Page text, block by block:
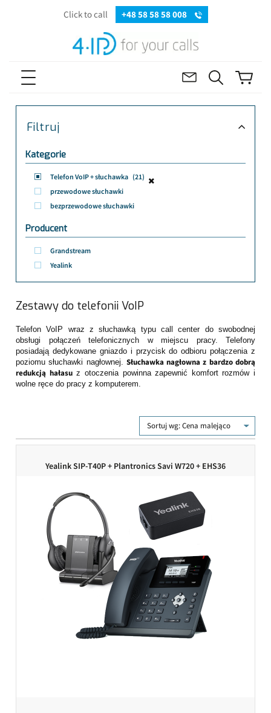
Click to call +48 58 58 58 008
Filtruj
Kategorie
Telefon VoIP + słuchawka (21)
przewodowe słuchawki
bezprzewodowe słuchawki
Producent
Grandstream
Yealink
Zestawy do telefonii VoIP
Telefon VoIP wraz z słuchawką typu call center do swobodnej
obsługi połączeń telefonicznych w miejscu pracy. Telefony
posiadają dedykowane gniazdo i przycisk do odbioru połączenia z
poziomu słuchawki nagłownej. Słuchawka nagłowna z bardzo dobrą
redukcją hałasuz otoczenia powinna zapewnić komfort rozmów i
wolne ręce do pracy z komputerem.
Sortuj wg:Cena malejąco
Yealink SIP-T40P + Plantronics Savi W720 + EHS36